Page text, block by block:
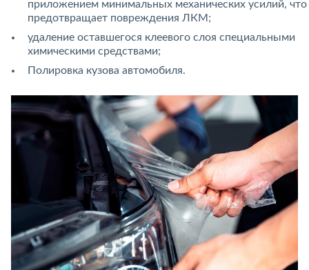
приложением минимальных механических усилий, что
предотвращает повреждения ЛКМ;
удаление оставшегося клеевого слоя специальными
химическими средствами;
Полировка кузова автомобиля.